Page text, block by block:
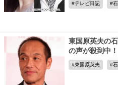
テレビ日記
東国原英夫の
の声が殺到中！
東国原英夫